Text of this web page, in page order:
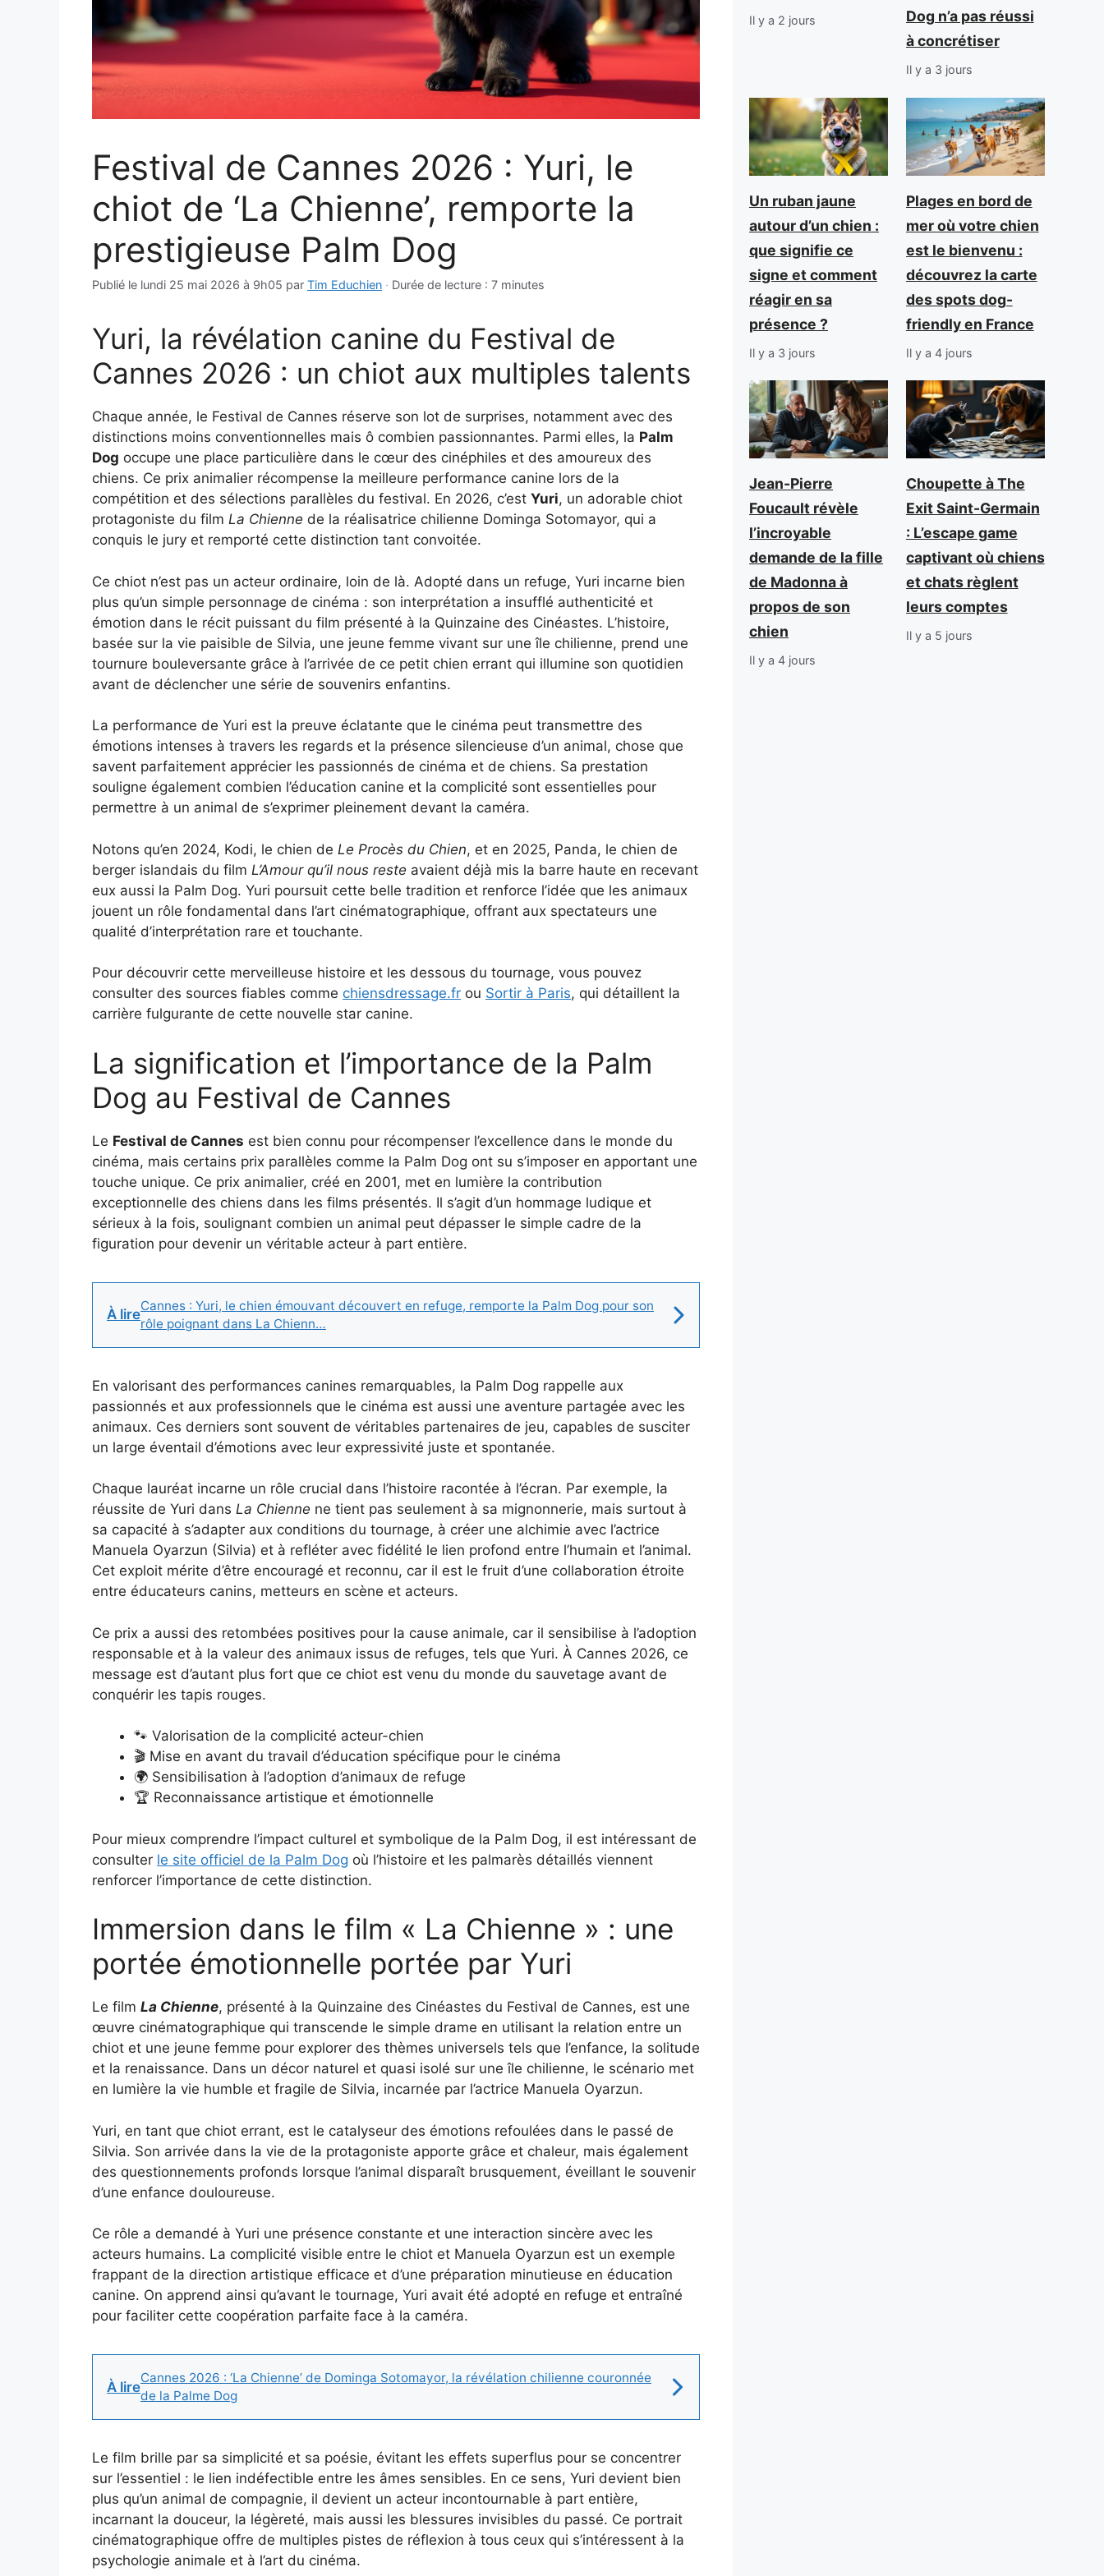
Festival de Cannes 2026 : Yuri, le
chiot de ‘La Chienne’, remporte la
prestigieuse Palm Dog
Publié le lundi 25 mai 2026 à 9h05 par Tim Educhien · Durée de lecture : 7 minutes
Yuri, la révélation canine du Festival de
Cannes 2026 : un chiot aux multiples talents
Chaque année, le Festival de Cannes réserve son lot de surprises, notamment avec des
distinctions moins conventionnelles mais ô combien passionnantes. Parmi elles, la Palm
Dog occupe une place particulière dans le cœur des cinéphiles et des amoureux des
chiens. Ce prix animalier récompense la meilleure performance canine lors de la
compétition et des sélections parallèles du festival. En 2026, c’est Yuri, un adorable chiot
protagoniste du film La Chienne de la réalisatrice chilienne Dominga Sotomayor, qui a
conquis le jury et remporté cette distinction tant convoitée.
Ce chiot n’est pas un acteur ordinaire, loin de là. Adopté dans un refuge, Yuri incarne bien
plus qu’un simple personnage de cinéma : son interprétation a insufflé authenticité et
émotion dans le récit puissant du film présenté à la Quinzaine des Cinéastes. L’histoire,
basée sur la vie paisible de Silvia, une jeune femme vivant sur une île chilienne, prend une
tournure bouleversante grâce à l’arrivée de ce petit chien errant qui illumine son quotidien
avant de déclencher une série de souvenirs enfantins.
La performance de Yuri est la preuve éclatante que le cinéma peut transmettre des
émotions intenses à travers les regards et la présence silencieuse d’un animal, chose que
savent parfaitement apprécier les passionnés de cinéma et de chiens. Sa prestation
souligne également combien l’éducation canine et la complicité sont essentielles pour
permettre à un animal de s’exprimer pleinement devant la caméra.
Notons qu’en 2024, Kodi, le chien de Le Procès du Chien, et en 2025, Panda, le chien de
berger islandais du film L’Amour qu’il nous reste avaient déjà mis la barre haute en recevant
eux aussi la Palm Dog. Yuri poursuit cette belle tradition et renforce l’idée que les animaux
jouent un rôle fondamental dans l’art cinématographique, offrant aux spectateurs une
qualité d’interprétation rare et touchante.
Pour découvrir cette merveilleuse histoire et les dessous du tournage, vous pouvez
consulter des sources fiables comme chiensdressage.fr ou Sortir à Paris, qui détaillent la
carrière fulgurante de cette nouvelle star canine.
La signification et l’importance de la Palm
Dog au Festival de Cannes
Le Festival de Cannes est bien connu pour récompenser l’excellence dans le monde du
cinéma, mais certains prix parallèles comme la Palm Dog ont su s’imposer en apportant une
touche unique. Ce prix animalier, créé en 2001, met en lumière la contribution
exceptionnelle des chiens dans les films présentés. Il s’agit d’un hommage ludique et
sérieux à la fois, soulignant combien un animal peut dépasser le simple cadre de la
figuration pour devenir un véritable acteur à part entière.
À lire
Cannes : Yuri, le chien émouvant découvert en refuge, remporte la Palm Dog pour son
rôle poignant dans La Chienn…
En valorisant des performances canines remarquables, la Palm Dog rappelle aux
passionnés et aux professionnels que le cinéma est aussi une aventure partagée avec les
animaux. Ces derniers sont souvent de véritables partenaires de jeu, capables de susciter
un large éventail d’émotions avec leur expressivité juste et spontanée.
Chaque lauréat incarne un rôle crucial dans l’histoire racontée à l’écran. Par exemple, la
réussite de Yuri dans La Chienne ne tient pas seulement à sa mignonnerie, mais surtout à
sa capacité à s’adapter aux conditions du tournage, à créer une alchimie avec l’actrice
Manuela Oyarzun (Silvia) et à refléter avec fidélité le lien profond entre l’humain et l’animal.
Cet exploit mérite d’être encouragé et reconnu, car il est le fruit d’une collaboration étroite
entre éducateurs canins, metteurs en scène et acteurs.
Ce prix a aussi des retombées positives pour la cause animale, car il sensibilise à l’adoption
responsable et à la valeur des animaux issus de refuges, tels que Yuri. À Cannes 2026, ce
message est d’autant plus fort que ce chiot est venu du monde du sauvetage avant de
conquérir les tapis rouges.
🐾 Valorisation de la complicité acteur-chien
🎬 Mise en avant du travail d’éducation spécifique pour le cinéma
🌍 Sensibilisation à l’adoption d’animaux de refuge
🏆 Reconnaissance artistique et émotionnelle
Pour mieux comprendre l’impact culturel et symbolique de la Palm Dog, il est intéressant de
consulter le site officiel de la Palm Dog où l’histoire et les palmarès détaillés viennent
renforcer l’importance de cette distinction.
Immersion dans le film « La Chienne » : une
portée émotionnelle portée par Yuri
Le film La Chienne, présenté à la Quinzaine des Cinéastes du Festival de Cannes, est une
œuvre cinématographique qui transcende le simple drame en utilisant la relation entre un
chiot et une jeune femme pour explorer des thèmes universels tels que l’enfance, la solitude
et la renaissance. Dans un décor naturel et quasi isolé sur une île chilienne, le scénario met
en lumière la vie humble et fragile de Silvia, incarnée par l’actrice Manuela Oyarzun.
Yuri, en tant que chiot errant, est le catalyseur des émotions refoulées dans le passé de
Silvia. Son arrivée dans la vie de la protagoniste apporte grâce et chaleur, mais également
des questionnements profonds lorsque l’animal disparaît brusquement, éveillant le souvenir
d’une enfance douloureuse.
Ce rôle a demandé à Yuri une présence constante et une interaction sincère avec les
acteurs humains. La complicité visible entre le chiot et Manuela Oyarzun est un exemple
frappant de la direction artistique efficace et d’une préparation minutieuse en éducation
canine. On apprend ainsi qu’avant le tournage, Yuri avait été adopté en refuge et entraîné
pour faciliter cette coopération parfaite face à la caméra.
À lire
Cannes 2026 : ‘La Chienne’ de Dominga Sotomayor, la révélation chilienne couronnée
de la Palme Dog
Le film brille par sa simplicité et sa poésie, évitant les effets superflus pour se concentrer
sur l’essentiel : le lien indéfectible entre les âmes sensibles. En ce sens, Yuri devient bien
plus qu’un animal de compagnie, il devient un acteur incontournable à part entière,
incarnant la douceur, la légèreté, mais aussi les blessures invisibles du passé. Ce portrait
cinématographique offre de multiples pistes de réflexion à tous ceux qui s’intéressent à la
psychologie animale et à l’art du cinéma.
Il y a 2 jours
Dog n’a pas réussi
à concrétiser
Il y a 3 jours
Un ruban jaune
autour d’un chien :
que signifie ce
signe et comment
réagir en sa
présence ?
Il y a 3 jours
Plages en bord de
mer où votre chien
est le bienvenu :
découvrez la carte
des spots dog-
friendly en France
Il y a 4 jours
Jean-Pierre
Foucault révèle
l’incroyable
demande de la fille
de Madonna à
propos de son
chien
Il y a 4 jours
Choupette à The
Exit Saint-Germain
: L’escape game
captivant où chiens
et chats règlent
leurs comptes
Il y a 5 jours